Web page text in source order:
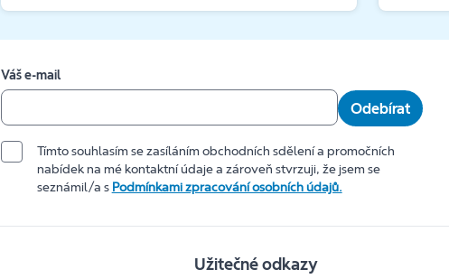
Váš e-mail
Odebírat
Tímto souhlasím se zasíláním obchodních sdělení a promočních
nabídek na mé kontaktní údaje a zároveň stvrzuji, že jsem se
seznámil/a s Podmínkami zpracování osobních údajů.
Užitečné odkazy